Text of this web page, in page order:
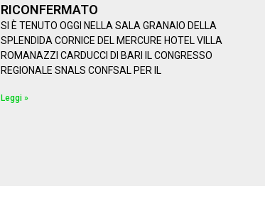
RICONFERMATO
SI È TENUTO OGGI NELLA SALA GRANAIO DELLA
SPLENDIDA CORNICE DEL MERCURE HOTEL VILLA
ROMANAZZI CARDUCCI DI BARI IL CONGRESSO
REGIONALE SNALS CONFSAL PER IL
Leggi »